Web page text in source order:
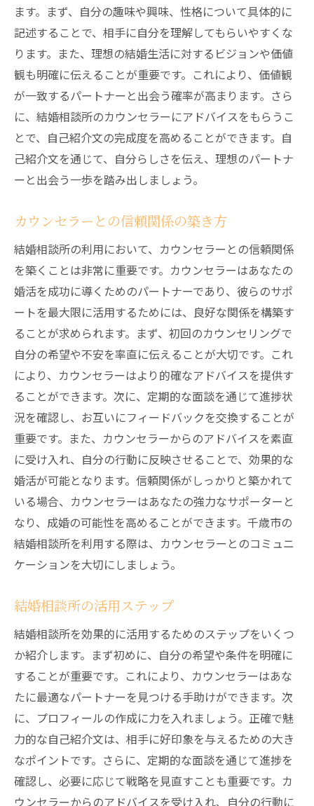
相性の良いカウンセラーに出会う方法
複数の結婚相談所を比較するポイント
結婚相談所の見学や相談会に参加するメリ
ット
事前に確認すべき契約内容
結婚相談所を使って千歳市で理想の結婚生活を
始めるためのステップ
結婚相談所利用開始までの流れ
プロフィール作成の具体的なアドバイス
デートプランの立て方と実行
カウンセリングを活かして成婚を目指す
結婚相談所の利用を継続するコツ
結婚相談所を活用して千歳市で理想のパートナ
ーと出会うための方法
結婚相談所のパートナー紹介システム
理想の相手に出会うための自己分析
効果的なコミュニケーションの取り方
デートの際のアドバイス
成婚に至るまでの過程
結婚相談所のイベントや活動を活用する
ます。まず、自分の趣味や興味、性格について具体的に
記述することで、相手に自分を理解してもらいやすくな
ります。また、理想の結婚生活に対するビジョンや価値
観も明確に伝えることが重要です。これにより、価値観
が一致するパートナーと出会う確率が高まります。さら
に、結婚相談所のカウンセラーにアドバイスをもらうこ
とで、自己紹介文の完成度を高めることができます。自
己紹介文を通じて、自分らしさを伝え、理想のパートナ
ーと出会う一歩を踏み出しましょう。
カウンセラーとの信頼関係の築き方
結婚相談所の利用において、カウンセラーとの信頼関係
を築くことは非常に重要です。カウンセラーはあなたの
婚活を成功に導くためのパートナーであり、彼らのサポ
ートを最大限に活用するためには、良好な関係を構築す
ることが求められます。まず、初回のカウンセリングで
自分の希望や不安を率直に伝えることが大切です。これ
により、カウンセラーはより的確なアドバイスを提供す
ることができます。次に、定期的な面談を通じて進捗状
況を確認し、お互いにフィードバックを交換することが
重要です。また、カウンセラーからのアドバイスを素直
に受け入れ、自分の行動に反映させることで、効果的な
婚活が可能となります。信頼関係がしっかりと築かれて
いる場合、カウンセラーはあなたの強力なサポーターと
なり、成婚の可能性を高めることができます。千歳市の
結婚相談所を利用する際は、カウンセラーとのコミュニ
ケーションを大切にしましょう。
結婚相談所の活用ステップ
結婚相談所を効果的に活用するためのステップをいくつ
か紹介します。まず初めに、自分の希望や条件を明確に
することが重要です。これにより、カウンセラーはあな
たに最適なパートナーを見つける手助けができます。次
に、プロフィールの作成に力を入れましょう。正確で魅
力的な自己紹介文は、相手に好印象を与えるための大き
なポイントです。さらに、定期的な面談を通じて進捗を
確認し、必要に応じて戦略を見直すことも重要です。カ
ウンセラーからのアドバイスを受け入れ、自分の行動に